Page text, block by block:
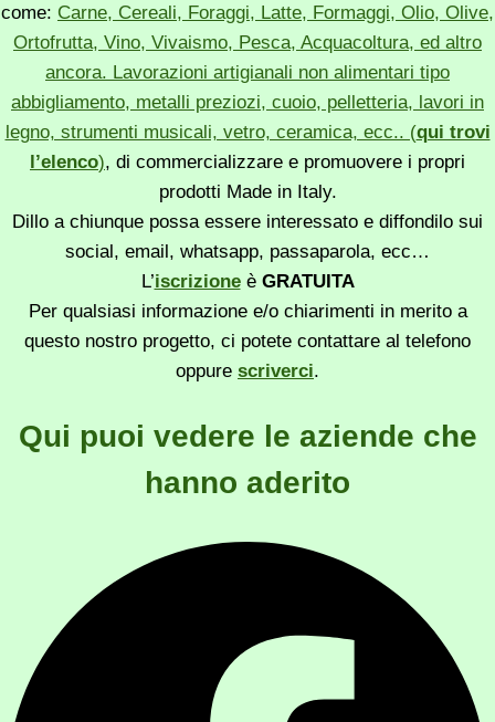
come: Carne, Cereali, Foraggi, Latte, Formaggi, Olio, Olive,
Ortofrutta, Vino, Vivaismo, Pesca, Acquacoltura, ed altro
ancora. Lavorazioni artigianali non alimentari tipo
abbigliamento, metalli preziozi, cuoio, pelletteria, lavori in
legno, strumenti musicali, vetro, ceramica, ecc.. (qui trovi
l’elenco), di commercializzare e promuovere i propri
prodotti Made in Italy.
Dillo a chiunque possa essere interessato e diffondilo sui
social, email, whatsapp, passaparola, ecc…
L’iscrizioneè GRATUITA
Per qualsiasi informazione e/o chiarimenti in merito a
questo nostro progetto, ci potete contattare al telefono
oppure scriverci.
Qui puoi vedere le aziende che
hanno aderito